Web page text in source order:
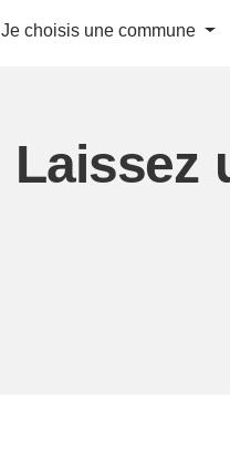
Je choisis une commune
Laissez